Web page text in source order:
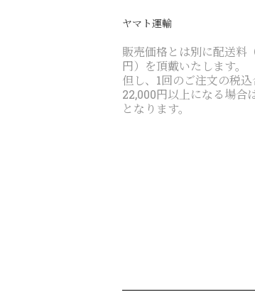
ヤマト運輸
販売価格とは別に配送料
円）を頂戴いたします。
但し、1回のご注文の税
22,000円以上になる場合
となります。